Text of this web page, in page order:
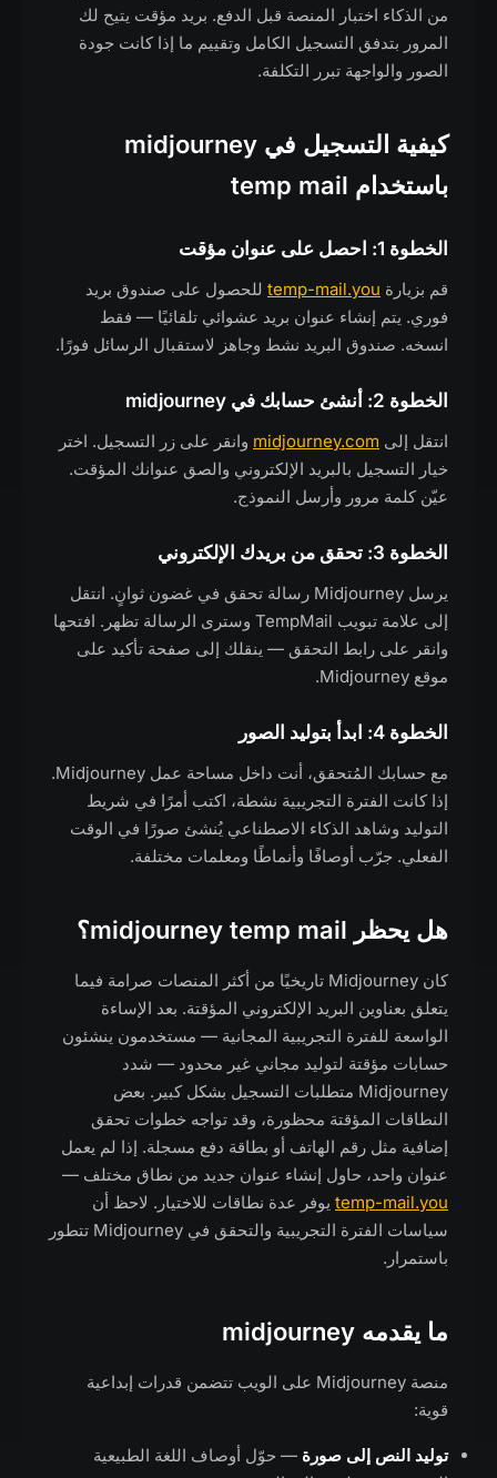
من الذكاء اختبار المنصة قبل الدفع. بريد مؤقت يتيح لك
المرور بتدفق التسجيل الكامل وتقييم ما إذا كانت جودة
الصور والواجهة تبرر التكلفة.
كيفية التسجيل في midjourney
باستخدام temp mail
الخطوة 1: احصل على عنوان مؤقت
قم بزيارة temp-mail.you للحصول على صندوق بريد
فوري. يتم إنشاء عنوان بريد عشوائي تلقائيًا — فقط
انسخه. صندوق البريد نشط وجاهز لاستقبال الرسائل فورًا.
الخطوة 2: أنشئ حسابك في midjourney
انتقل إلى midjourney.com وانقر على زر التسجيل. اختر
خيار التسجيل بالبريد الإلكتروني والصق عنوانك المؤقت.
عيّن كلمة مرور وأرسل النموذج.
الخطوة 3: تحقق من بريدك الإلكتروني
يرسل Midjourney رسالة تحقق في غضون ثوانٍ. انتقل
إلى علامة تبويب TempMail وسترى الرسالة تظهر. افتحها
وانقر على رابط التحقق — ينقلك إلى صفحة تأكيد على
موقع Midjourney.
الخطوة 4: ابدأ بتوليد الصور
مع حسابك المُتحقق، أنت داخل مساحة عمل Midjourney.
إذا كانت الفترة التجريبية نشطة، اكتب أمرًا في شريط
التوليد وشاهد الذكاء الاصطناعي يُنشئ صورًا في الوقت
الفعلي. جرّب أوصافًا وأنماطًا ومعلمات مختلفة.
هل يحظر midjourney temp mail؟
كان Midjourney تاريخيًا من أكثر المنصات صرامة فيما
يتعلق بعناوين البريد الإلكتروني المؤقتة. بعد الإساءة
الواسعة للفترة التجريبية المجانية — مستخدمون ينشئون
حسابات مؤقتة لتوليد مجاني غير محدود — شدد
Midjourney متطلبات التسجيل بشكل كبير. بعض
النطاقات المؤقتة محظورة، وقد تواجه خطوات تحقق
إضافية مثل رقم الهاتف أو بطاقة دفع مسجلة. إذا لم يعمل
عنوان واحد، حاول إنشاء عنوان جديد من نطاق مختلف —
temp-mail.you يوفر عدة نطاقات للاختيار. لاحظ أن
سياسات الفترة التجريبية والتحقق في Midjourney تتطور
باستمرار.
ما يقدمه midjourney
منصة Midjourney على الويب تتضمن قدرات إبداعية
قوية:
توليد النص إلى صورة — حوّل أوصاف اللغة الطبيعية